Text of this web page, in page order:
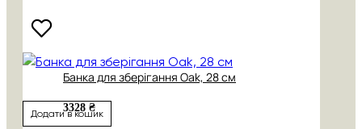
Банка для зберігання Oak, 28 см
3328 ₴
Додати в кошик